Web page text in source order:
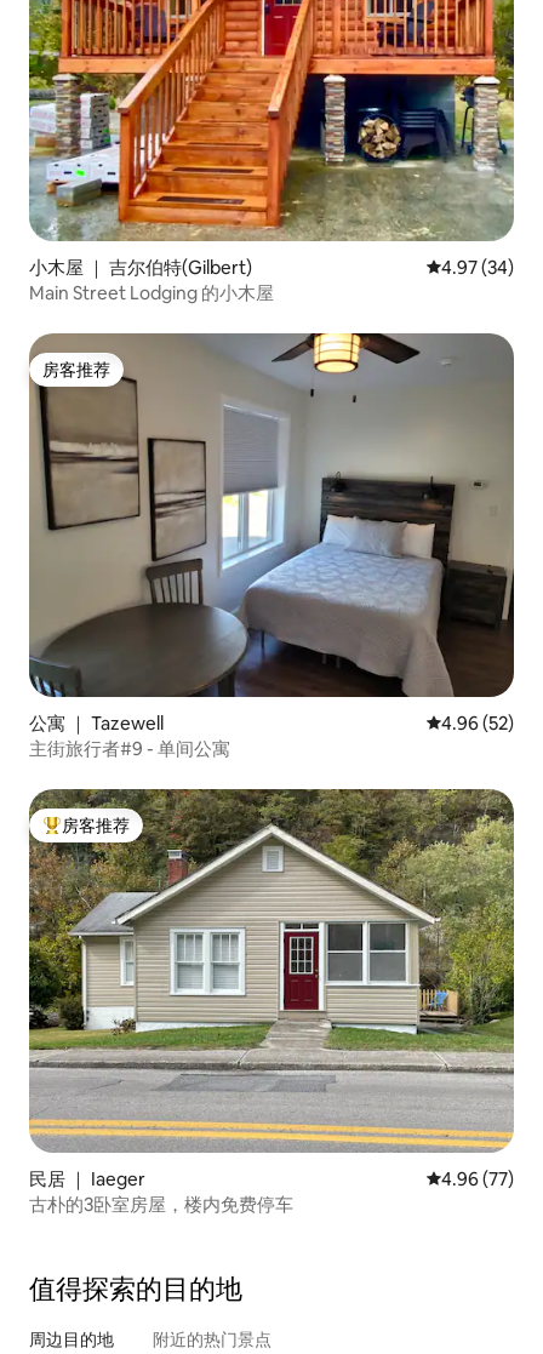
小木屋 ｜ 吉尔伯特(Gilbert) 平均评分
4.97 (34)
Main Street Lodging 的小木屋
房客推荐
房客推荐
公寓 ｜ Tazewell 平均评分
4.96 (52)
主街旅行者#9 - 单间公寓
热门「房客推荐」
房客推荐
民居 ｜ Iaeger 平均评分
4.96 (77)
古朴的3卧室房屋，楼内免费停车
值得探索的目的地
周边目的地 附近的热门景点